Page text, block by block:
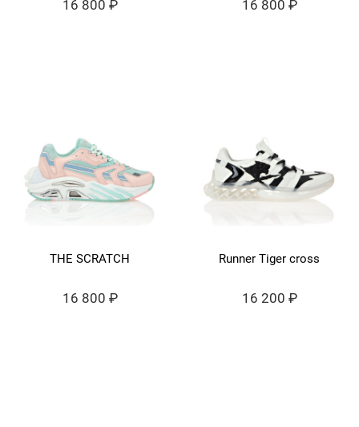
16 800 ₽ 16 800 ₽
THE SCRATCH
16 800 ₽
Runner Tiger cross
16 200 ₽